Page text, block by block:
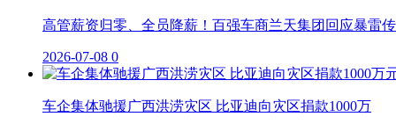
高管薪资归零、全员降薪！百强车商兰天集团回应暴雷
2026-07-08 0
车企集体驰援广西洪涝灾区 比亚迪向灾区捐款1000万